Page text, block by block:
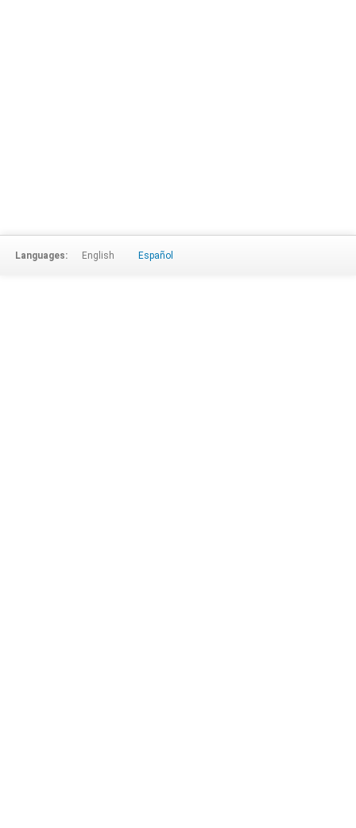
Languages: English Español